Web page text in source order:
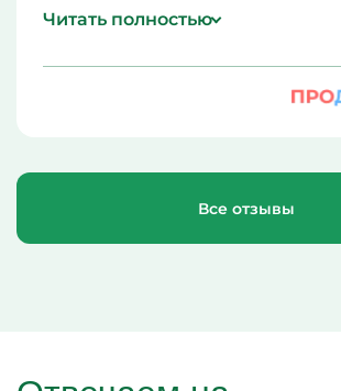
Здравствуйте!
вас появятся
Врач подобрал мне такую схему, что
Читать полностью
Все отзывы